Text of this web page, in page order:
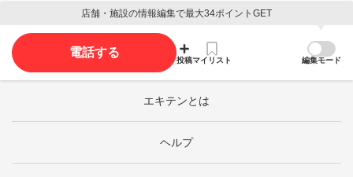
店舗・施設の情報編集で最大34ポイントGET
電話する
投稿マイリスト 編集モード
エキテンとは
ヘルプ